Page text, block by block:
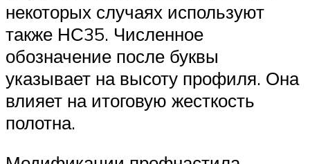
некоторых случаях используют
также НС35. Численное
обозначение после буквы
указывает на высоту профиля. Она
влияет на итоговую жесткость
полотна.